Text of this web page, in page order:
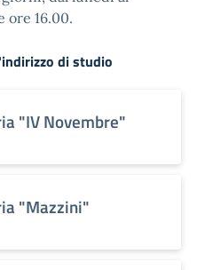
ore 16.00.
di studio
"IV Novembre"
"Mazzini"